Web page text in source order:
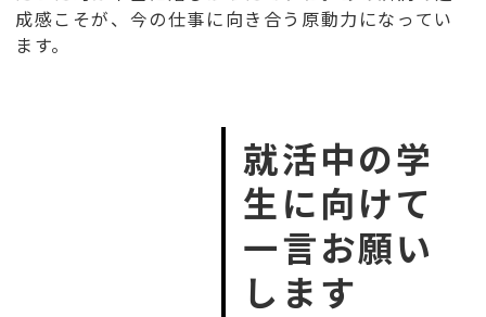
成感こそが、今の仕事に向き合う原動力になってい
ます。
就活中の学
生に向けて
一言お願い
します